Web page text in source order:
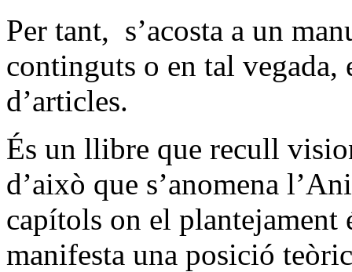
Per tant, s’acosta a un
continguts o en tal
d’articles.
És un llibre que recull
d’això que s’anomena
capítols on el plantejament
manifesta una posició